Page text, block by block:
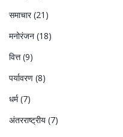
समाचार(21)
मनोरंजन (18)
वित्त(9)
पर्यावरण (8)
धर्म(7)
अंतरराष्ट्रीय (7)